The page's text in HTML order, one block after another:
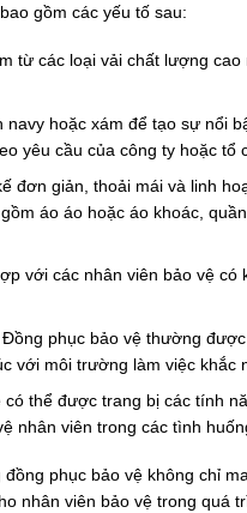
gồm các yếu tố sau:
từ các loại vải chất lượng
hoặc xám để tạo sự nổi
yêu cầu của công ty hoặc tổ
đơn giản, thoải mái và linh
áo áo hoặc áo khoác,
với các nhân viên bảo vệ
Đồng phục bảo vệ thường
với môi trường làm việc khắc
thể được trang bị các tính
nhân viên trong các tình
phục bảo vệ không chỉ
nhân viên bảo vệ trong quá